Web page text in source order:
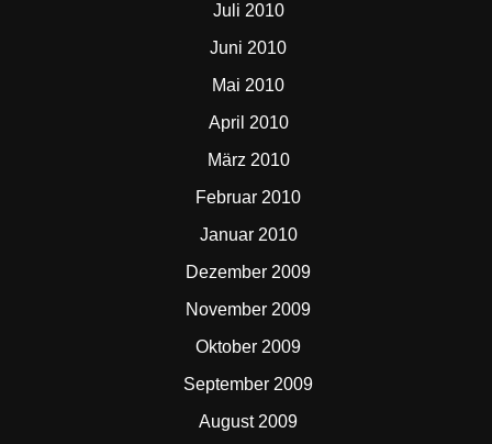
Juli 2010
Juni 2010
Mai 2010
April 2010
März 2010
Februar 2010
Januar 2010
Dezember 2009
November 2009
Oktober 2009
September 2009
August 2009